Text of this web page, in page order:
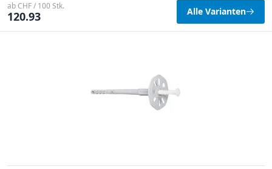
ab CHF / 100 Stk.
120.93 Alle Varianten